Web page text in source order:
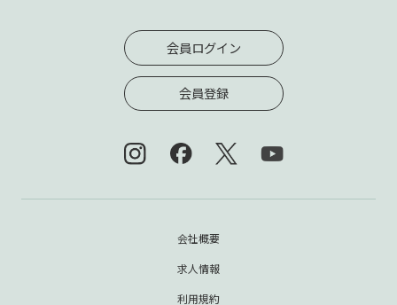
会員ログイン
会員登録
会社概要
求人情報
利用規約